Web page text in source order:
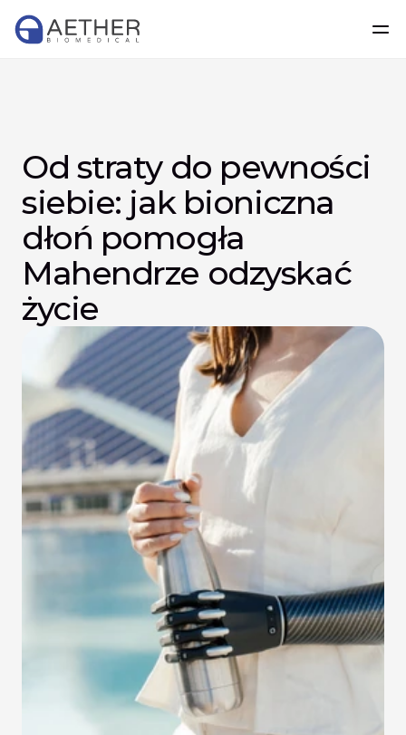
Od straty do pewności
siebie: jak bioniczna
dłoń pomogła
Mahendrze odzyskać
życie